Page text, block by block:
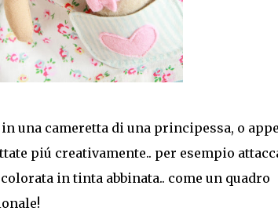
una cameretta di una principessa, o
piú creativamente.. per esempio
in tinta abbinata.. come un quadro